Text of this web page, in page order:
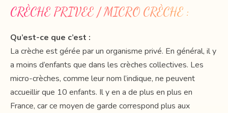
CRÈCHE PRIVEE / MICRO CRÈCHE :
Qu’est-ce que c’est :
La crèche est gérée par un organisme privé. En général, il y
a moins d’enfants que dans les crèches collectives. Les
micro-crèches, comme leur nom l’indique, ne peuvent
accueillir que 10 enfants. Il y en a de plus en plus en
France, car ce moyen de garde correspond plus aux